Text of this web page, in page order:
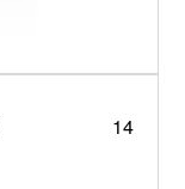
14